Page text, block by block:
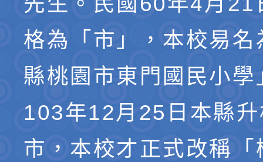
格為「市」，本校易名
縣桃園市東門國民小學
103年12月25日本縣
市，本校才正式改稱「